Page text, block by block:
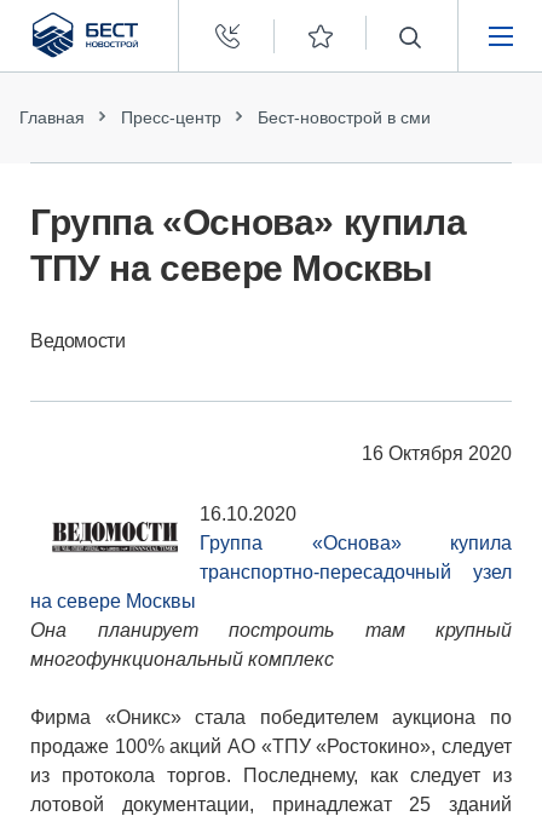
Бест
Новострой
ПОКУПАТЕЛЯМ
ЗАСТРОЙЩИКАМ
Главная Пресс-центр Бест-новострой в сми
Группа «Основа» купила
ТПУ на севере Москвы
Ведомости
16 Октября 2020
16.10.2020
Группа «Основа» купила
транспортно-пересадочный узел
на севере Москвы
Она планирует построить там крупный
многофункциональный комплекс
Фирма «Оникс» стала победителем аукциона по
продаже 100% акций АО «ТПУ «Ростокино», следует
из протокола торгов. Последнему, как следует из
лотовой документации, принадлежат 25 зданий